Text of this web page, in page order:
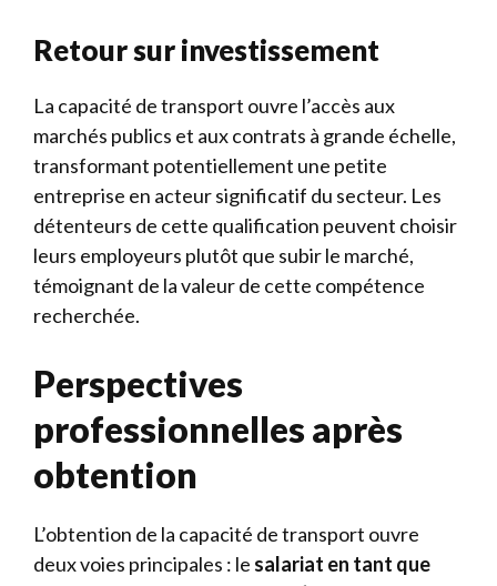
Retour sur investissement
La capacité de transport ouvre l’accès aux
marchés publics et aux contrats à grande échelle,
transformant potentiellement une petite
entreprise en acteur significatif du secteur. Les
détenteurs de cette qualification peuvent choisir
leurs employeurs plutôt que subir le marché,
témoignant de la valeur de cette compétence
recherchée.
Perspectives
professionnelles après
obtention
L’obtention de la capacité de transport ouvre
deux voies principales : le salariat en tant que